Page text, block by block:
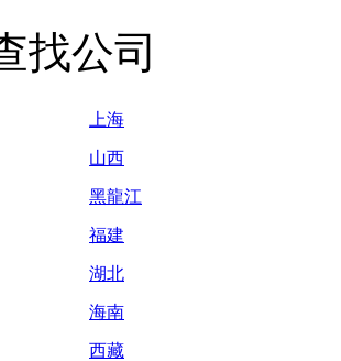
找公司
上海
山西
黑龍江
福建
湖北
海南
西藏